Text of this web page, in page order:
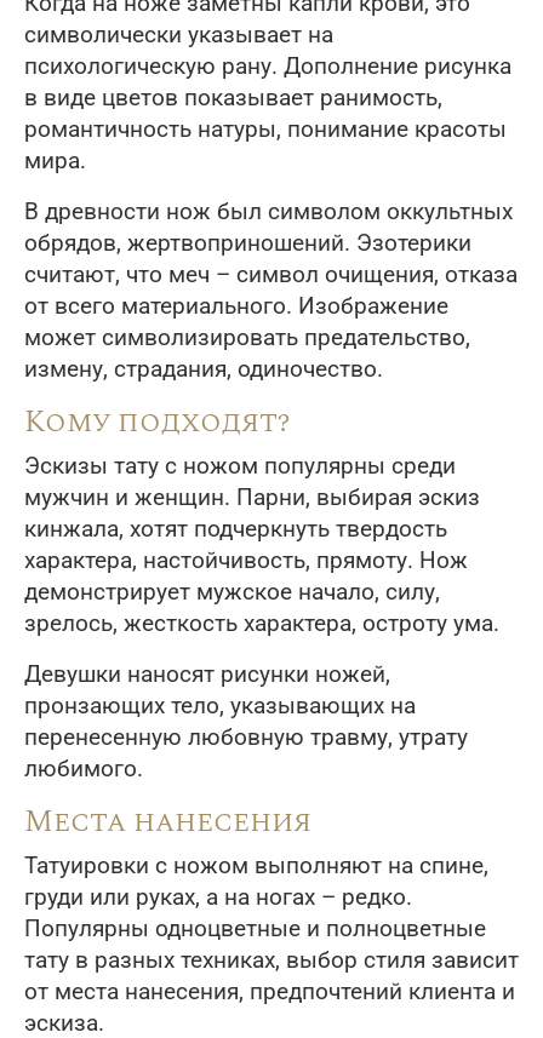
символически указывает на
психологическую рану. Дополнение рисунка
в виде цветов показывает ранимость,
романтичность натуры, понимание красоты
мира.
В древности нож был символом оккультных
обрядов, жертвоприношений. Эзотерики
считают, что меч – символ очищения, отказа
от всего материального. Изображение
может символизировать предательство,
измену, страдания, одиночество.
Кому подходят?
Эскизы тату с ножом популярны среди
мужчин и женщин. Парни, выбирая эскиз
кинжала, хотят подчеркнуть твердость
характера, настойчивость, прямоту. Нож
демонстрирует мужское начало, силу,
зрелось, жесткость характера, остроту ума.
Девушки наносят рисунки ножей,
пронзающих тело, указывающих на
перенесенную любовную травму, утрату
любимого.
Места нанесения
Татуировки с ножом выполняют на спине,
груди или руках, а на ногах – редко.
Популярны одноцветные и полноцветные
тату в разных техниках, выбор стиля зависит
от места нанесения, предпочтений клиента и
эскиза.